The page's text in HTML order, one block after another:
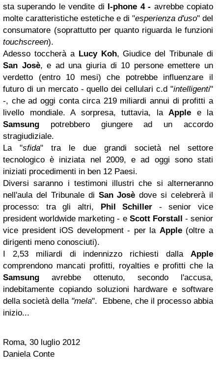
sta superando le vendite di I-phone 4 - avrebbe copiato
molte caratteristiche estetiche e di "esperienza d'uso" del
consumatore (soprattutto per quanto riguarda le funzioni
touchscreen).
Adesso toccherà a Lucy Koh, Giudice del Tribunale di
San Josè, e ad una giuria di 10 persone emettere un
verdetto (entro 10 mesi) che potrebbe influenzare il
futuro di un mercato - quello dei cellulari c.d "intelligenti"
-, che ad oggi conta circa 219 miliardi annui di profitti a
livello mondiale. A sorpresa, tuttavia, la Apple e la
Samsung potrebbero giungere ad un accordo
stragiudiziale.
La "sfida" tra le due grandi società nel settore
tecnologico è iniziata nel 2009, e ad oggi sono stati
iniziati procedimenti in ben 12 Paesi.
Diversi saranno i testimoni illustri che si alterneranno
nell'aula del Tribunale di San Josè dove si celebrerà il
processo: tra gli altri, PhilSchiller
- senior vice
president worldwide marketing - e Scott Forstall - senior
vice president iOS development - per la Apple(oltre a
dirigenti meno conosciuti).
I 2,53 miliardi di indennizzo richiesti dalla Apple
comprendono mancati profitti, royalties e profitti che la
Samsung avrebbe ottenuto, secondo l'accusa,
indebitamente copiando soluzioni hardware e software
della società della "mela". Ebbene, che il processo abbia
inizio...
Roma, 30 luglio 2012
Daniela Conte